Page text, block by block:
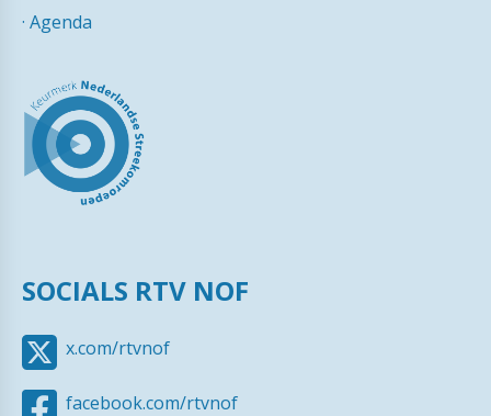
· Agenda
SOCIALS RTV NOF
x.com/rtvnof
facebook.com/rtvnof